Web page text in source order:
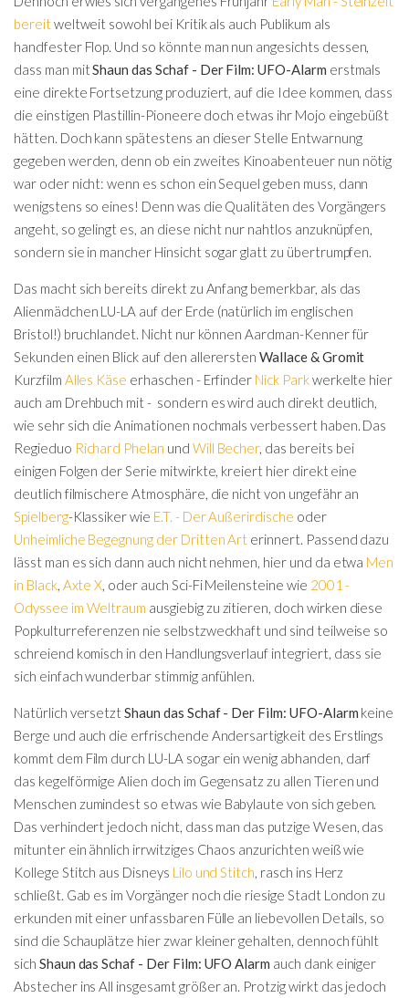
bereitweltweit sowohl bei Kritik als auch Publikum als
handfester Flop. Und so könnte man nun angesichts dessen,
dass man mitShaun das Schaf - Der Film: UFO-Alarm erstmals
eine direkte Fortsetzung produziert, auf die Idee kommen, dass
die einstigen Plastillin-Pioneere doch etwas ihr Mojo eingebüßt
hätten. Doch kann spätestens an dieser Stelle Entwarnung
gegeben werden, denn ob ein zweites Kinoabenteuer nun nötig
war oder nicht: wenn es schon ein Sequel geben muss, dann
wenigstens so eines! Denn was die Qualitäten des Vorgängers
angeht, so gelingt es, an diese nicht nur nahtlos anzuknüpfen,
sondern sie in mancher Hinsicht sogar glatt zu übertrumpfen.
Das macht sich bereits direkt zu Anfang bemerkbar, als das
Alienmädchen LU-LA auf der Erde (natürlich im englischen
Bristol!) bruchlandet. Nicht nur können Aardman-Kenner für
Sekunden einen Blick auf den allererstenWallace & Gromit
Kurzfilm Alles Käse erhaschen - Erfinder Nick Parkwerkelte hier
auch am Drehbuch mit - sondern es wird auch direkt deutlich,
wie sehr sich die Animationen nochmals verbessert haben. Das
Regieduo Richard Phelan und Will Becher, das bereits bei
einigen Folgen der Serie mitwirkte, kreiert hier direkt eine
deutlich filmischere Atmosphäre, die nicht von ungefähr an
Spielberg-Klassiker wie E.T. - Der Außerirdische oder
Unheimliche Begegnung der Dritten Art erinnert. Passend dazu
lässt man es sich dann auch nicht nehmen, hier und da etwa Men
in Black, Axte X, oder auch Sci-Fi Meilensteine wie 2001 -
Odyssee im Weltraum ausgiebig zu zitieren, doch wirken diese
Popkulturreferenzen nie selbstzweckhaft und sind teilweise so
schreiend komisch in den Handlungsverlauf integriert, dass sie
sich einfach wunderbar stimmig anfühlen.
Natürlich versetztShaun das Schaf - Der Film: UFO-Alarm keine
Berge und auch die erfrischende Andersartigkeit des Erstlings
kommt dem Film durch LU-LA sogar ein wenig abhanden, darf
das kegelförmige Alien doch im Gegensatz zu allen Tieren und
Menschen zumindest so etwas wie Babylaute von sich geben.
Das verhindert jedoch nicht, dass man das putzige Wesen, das
mitunter ein ähnlich irrwitziges Chaos anzurichten weiß wie
Kollege Stitch aus Disneys Lilo und Stitch, rasch ins Herz
schließt. Gab es im Vorgänger noch die riesige Stadt London zu
erkunden mit einer unfassbaren Fülle an liebevollen Details, so
sind die Schauplätze hier zwar kleiner gehalten, dennoch fühlt
sich Shaun das Schaf - Der Film: UFO Alarm auch dank einiger
Abstecher ins All insgesamt größer an. Protzig wirkt das jedoch